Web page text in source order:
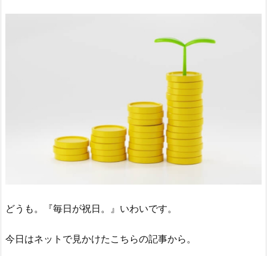
どうも。『毎日が祝日。』いわいです。
今日はネットで見かけたこちらの記事から。